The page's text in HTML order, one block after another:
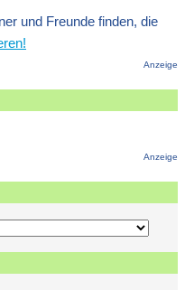
und Freunde finden, die
Anzeige
Anzeige